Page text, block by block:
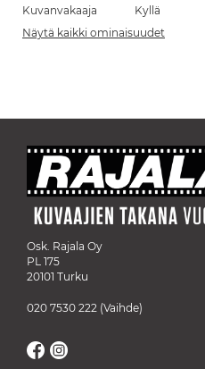
Kuvanvakaaja
Kyllä
Näytä kaikki ominaisuudet
Osk. Rajala Oy
PL 175
20101 Turku
020 7530 222 (Vaihde)